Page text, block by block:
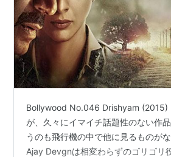
Bollywood No.046 Drishyam (2015)
が、久々にイマイチ話題性のない作
うのも飛行機の中で他に見るものが
Ajay Devgnは相変わらずのゴリゴリ